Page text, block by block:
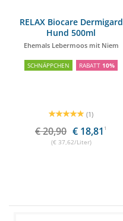
RELAX Biocare Dermigard
Hund 500ml
Ehemals Lebermoos mit Niem
SCHNÄPPCHEN RABATT 10%
(1)
€ 20,90 € 18,81 1
(€ 37,62/Liter)